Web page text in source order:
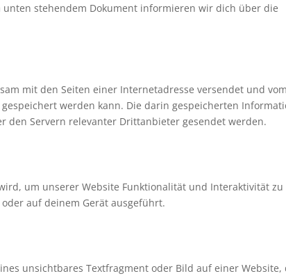
stehendem Dokument informieren wir dich über die
mit den Seiten einer Internetadresse versendet und vom
werden kann. Die darin gespeicherten
den Servern relevanter Drittanbieter gesendet werden.
um unserer Website Funktionalität und Interaktivität zu
auf deinem Gerät ausgeführt.
unsichtbares Textfragment oder Bild auf einer Website,